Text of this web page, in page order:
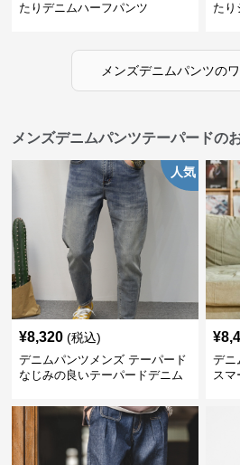
たりデニムハーフパンツ
たり
メンズデニムパンツの
メンズデニムパンツテーパードの
人気
¥8,320 (税込)
デニムパンツメンズ テーパード
なじみの良いテーパードデニム
¥
デニ
スマ